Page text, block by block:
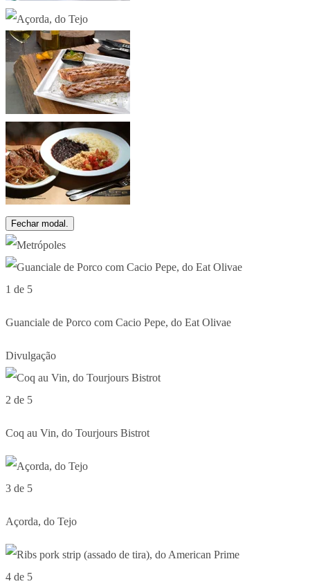
Fechar modal.
1 de 5
Guanciale de Porco com Cacio Pepe, do Eat Olivae
Divulgação
2 de 5
Coq au Vin, do Tourjours Bistrot
3 de 5
Açorda, do Tejo
4 de 5